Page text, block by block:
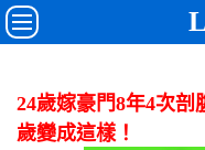
24歲嫁豪門8年4次剖
歲變成這樣！